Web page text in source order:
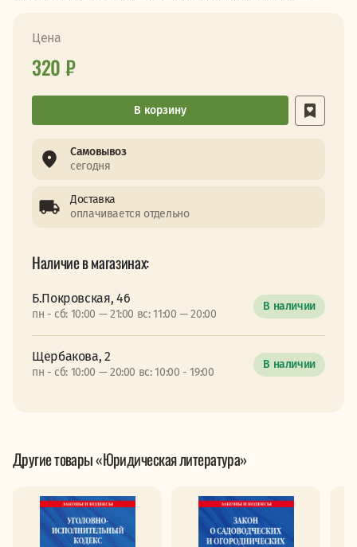
Цена
320 ₽
В корзину
Самовывоз
сегодня
Доставка
оплачивается отдельно
Наличие в магазинах:
Б.Покровская, 46
пн - сб: 10:00 — 21:00 вс: 11:00 — 20:00
В наличии
Щербакова, 2
пн - сб: 10:00 — 20:00 вс: 10:00 - 19:00
В наличии
Другие товары «Юридическая литература»